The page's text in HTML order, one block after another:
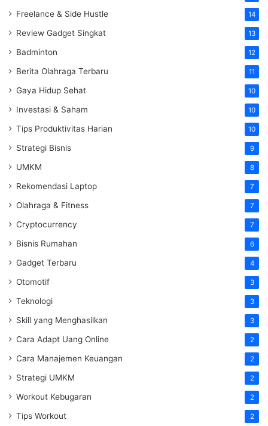
Freelance & Side Hustle 14
Review Gadget Singkat 13
Badminton 12
Berita Olahraga Terbaru 11
Gaya Hidup Sehat 10
Investasi & Saham 10
Tips Produktivitas Harian 10
Strategi Bisnis 9
UMKM 8
Rekomendasi Laptop 7
Olahraga & Fitness 7
Cryptocurrency 7
Bisnis Rumahan 6
Gadget Terbaru 4
Otomotif 3
Teknologi 3
Skill yang Menghasilkan 3
Cara Adapt Uang Online 2
Cara Manajemen Keuangan 2
Strategi UMKM 2
Workout Kebugaran 2
Tips Workout 2